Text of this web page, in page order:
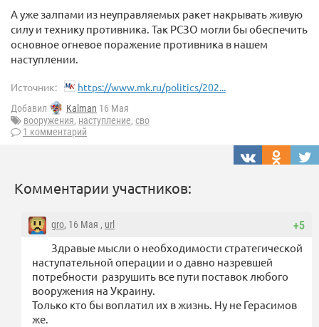
А уже залпами из неуправляемых ракет накрывать живую
силу и технику противника. Так РСЗО могли бы обеспечить
основное огневое поражение противника в нашем
наступлении.
Источник: https://www.mk.ru/politics/202...
Добавил Kalman 16 Мая
вооружения, наступление, сво
1 комментарий
Комментарии участников:
+5
gro, 16 Мая , url
Здравые мысли о необходимости стратегической
наступательной операции и о давно назревшей
потребности разрушить все пути поставок любого
вооружения на Украину.
Только кто бы воплатил их в жизнь. Ну не Герасимов
же.